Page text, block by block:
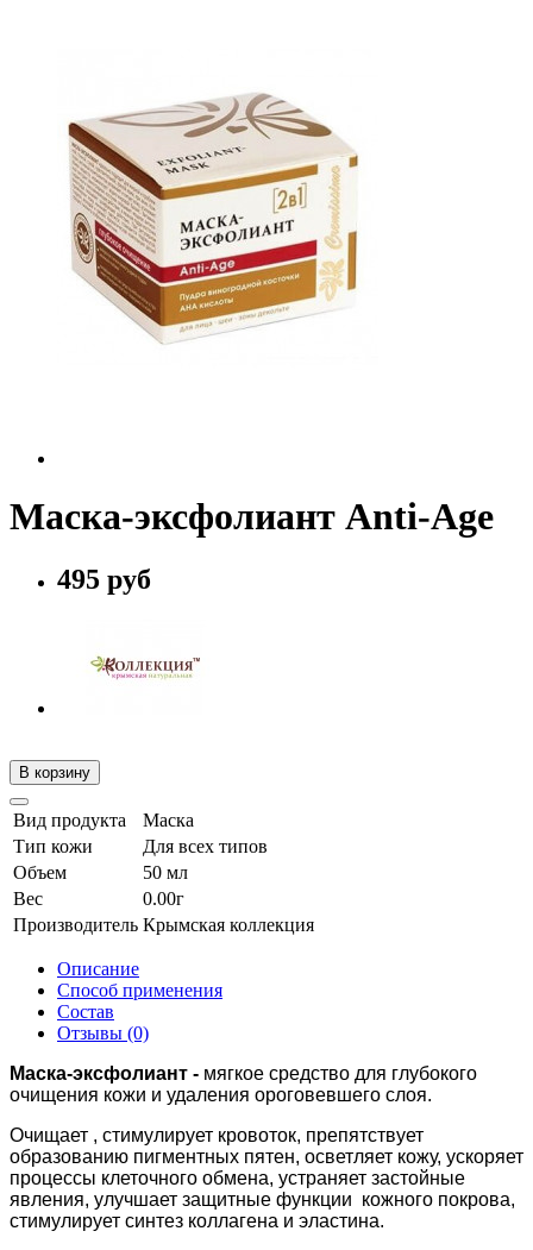
Маска-эксфолиант Anti-Age
495 руб
В корзину
Вид продукта
Маска
Тип кожи
Для всех типов
Объем
50 мл
Вес
0.00г
Производитель Крымская коллекция
Описание
Способ применения
Состав
Отзывы (0)
Маска-эксфолиант - мягкое средство для глубокого
очищения кожи и удаления ороговевшего слоя.
Очищает , стимулирует кровоток, препятствует
образованию пигментных пятен, осветляет кожу, ускоряет
процессы клеточного обмена, устраняет застойные
явления, улучшает защитные функции кожного покрова,
стимулирует синтез коллагена и эластина.